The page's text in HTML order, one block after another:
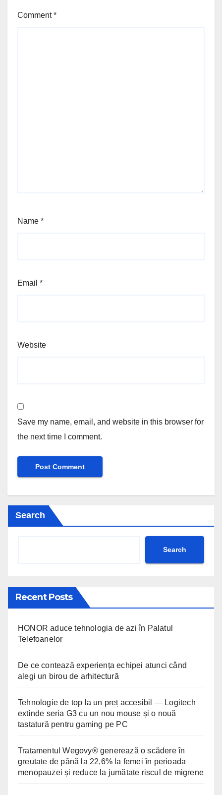
Comment*
Name *
Email *
Website
Save my name, email, and website in this browser for
the next time I comment.
Search
Search
Recent Posts
HONOR aduce tehnologia de azi în Palatul
Telefoanelor
De ce contează experiența echipei atunci când
alegi un birou de arhitectură
Tehnologie de top la un preț accesibil — Logitech
extinde seria G3 cu un nou mouse și o nouă
tastatură pentru gaming pe PC
Tratamentul Wegovy® generează o scădere în
greutate de până la 22,6% la femei în perioada
menopauzei și reduce la jumătate riscul de migrene